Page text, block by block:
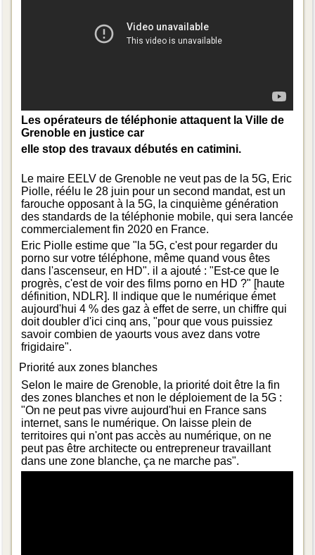
Les opérateurs de téléphonie attaquent la Ville de
Grenoble en justice car
elle stop des travaux débutés en catimini.
Le maire EELV de Grenoble ne veut pas de la 5G, Eric
Piolle, réélu le 28 juin pour un second mandat, est un
farouche opposant à la 5G, la cinquième génération
des standards de la téléphonie mobile, qui sera lancée
commercialement fin 2020 en France.
Eric Piolle estime que "la 5G, c'est pour regarder du
porno sur votre téléphone, même quand vous êtes
dans l'ascenseur, en HD". il a ajouté : "Est-ce que le
progrès, c'est de voir des films porno en HD ?" [haute
définition, NDLR]. Il indique que le numérique émet
aujourd'hui 4 % des gaz à effet de serre, un chiffre qui
doit doubler d'ici cinq ans, "pour que vous puissiez
savoir combien de yaourts vous avez dans votre
frigidaire".
Priorité aux zones blanches
Selon le maire de Grenoble, la priorité doit être la fin
des zones blanches et non le déploiement de la 5G :
"On ne peut pas vivre aujourd'hui en France sans
internet, sans le numérique. On laisse plein de
territoires qui n'ont pas accès au numérique, on ne
peut pas être architecte ou entrepreneur travaillant
dans une zone blanche, ça ne marche pas".